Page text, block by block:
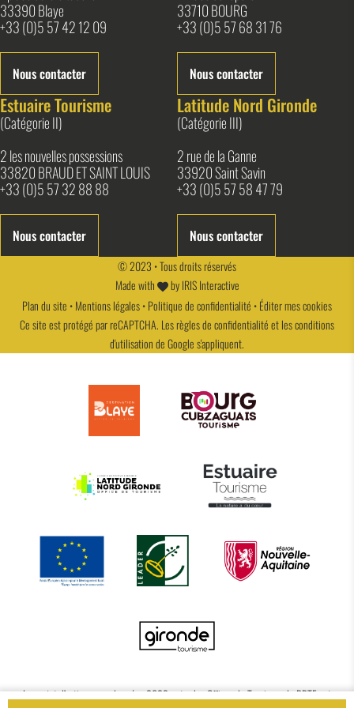
33390 Blaye
+33 (0)5 57 42 12 09
Nous contacter
33710 BOURG
+33 (0)5 57 68 31 76
Nous contacter
Estuaire Tourisme
(Catégorie II)
2 les nouvelles possessions
33820 BRAUD ET SAINT LOUIS
+33 (0)5 57 32 88 88
Nous contacter
Latitude Nord Gironde
(Catégorie III)
2 rue de la Ganne
33920 Saint Savin
+33 (0)5 57 58 47 79
Nous contacter
© 2023 • Tous droits réservés
Made with
byIRIS Interactive
Plan du site •Mentions légales•Politique de confidentialité •Éditer mes cookies
Ce site est protégé par reCAPTCHA. Lesrègles de confidentialitéet lesconditions
d'utilisationde Google s'appliquent.
Le projet d’actions coordonnées 2022 entre les Offices de Tourisme de BBTE est